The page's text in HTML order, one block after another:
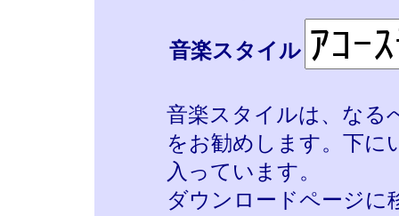
音楽スタイル
音楽スタイルは、なる
をお勧めします。下に
入っています。
ダウンロードページに